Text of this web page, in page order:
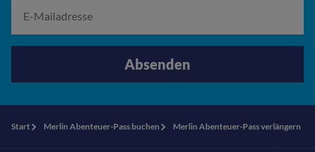
Absenden
Start Merlin Abenteuer-Pass buchen Merlin Abenteuer-Pass verlängern